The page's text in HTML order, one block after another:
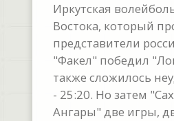
Иркутская
Востока, который
представители
"Факел" победил
также сложилось
- 25:20. Но затем
Ангары" две игры,